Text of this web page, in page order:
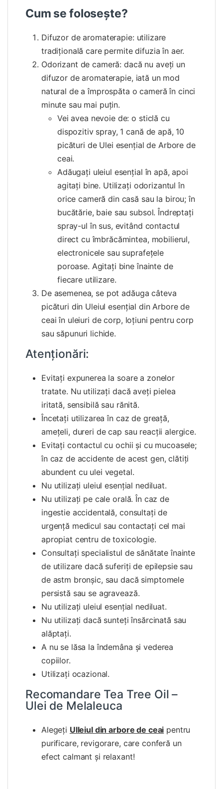
Cum se folosește?
Difuzor de aromaterapie: utilizare
tradițională care permite difuzia în aer.
Odorizant de cameră: dacă nu aveți un
difuzor de aromaterapie, iată un mod
natural de a împrospăta o cameră în cinci
minute sau mai puțin.
Vei avea nevoie de: o sticlă cu
dispozitiv spray, 1 cană de apă, 10
picături de Ulei esențial de Arbore de
ceai.
Adăugați uleiul esențial în apă, apoi
agitați bine. Utilizați odorizantul în
orice cameră din casă sau la birou; în
bucătărie, baie sau subsol. Îndreptați
spray-ul în sus, evitând contactul
direct cu îmbrăcămintea, mobilierul,
electronicele sau suprafețele
poroase. Agitați bine înainte de
fiecare utilizare.
De asemenea, se pot adăuga câteva
picături din Uleiul esențial din Arbore de
ceai în uleiuri de corp, loțiuni pentru corp
sau săpunuri lichide.
Atenționări:
Evitați expunerea la soare a zonelor
tratate. Nu utilizați dacă aveți pielea
iritată, sensibilă sau rănită.
Încetați utilizarea în caz de greață,
amețeli, dureri de cap sau reacții alergice.
Evitați contactul cu ochii și cu mucoasele;
în caz de accidente de acest gen, clătiți
abundent cu ulei vegetal.
Nu utilizaţi uleiul esenţial nediluat.
Nu utilizați pe cale orală. În caz de
ingestie accidentală, consultați de
urgență medicul sau contactați cel mai
apropiat centru de toxicologie.
Consultați specialistul de sănătate înainte
de utilizare dacă suferiți de epilepsie sau
de astm bronșic, sau dacă simptomele
persistă sau se agravează.
Nu utilizați uleiul esențial nediluat.
Nu utilizați dacă sunteți însărcinată sau
alăptați.
A nu se lăsa la îndemâna și vederea
copiilor.
Utilizaţi ocazional.
Recomandare Tea Tree Oil –
Ulei de Melaleuca
Alegeți Ulleiul din arbore de ceai pentru
purificare, revigorare, care conferă un
efect calmant și relaxant!